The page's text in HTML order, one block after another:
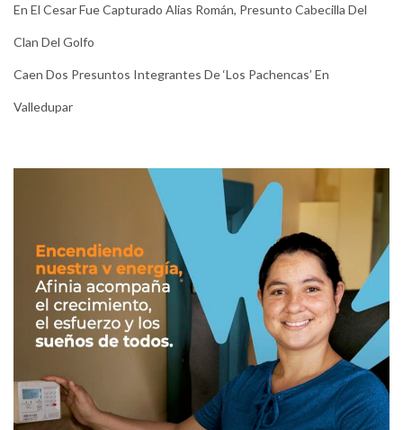
En El Cesar Fue Capturado Alias Román, Presunto Cabecilla Del
Clan Del Golfo
Caen Dos Presuntos Integrantes De ‘Los Pachencas’ En
Valledupar